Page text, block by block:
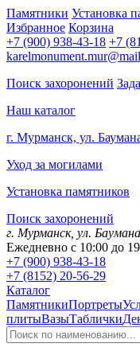
Памятники Установка
Избранное Корзина
+7 (900) 938-43-18 +7
Поиск захоронений
Наш каталог
г. Мурманск, ул.
Уход за могилами
Установка памятников
Поиск захоронений
г. Мурманск, ул.
Ежедневно с 10:00 до
+7 (900) 938-43-18
+7 (8152) 20-56-29
Каталог
ПамятникиПортреты
плитыВазыТаблички